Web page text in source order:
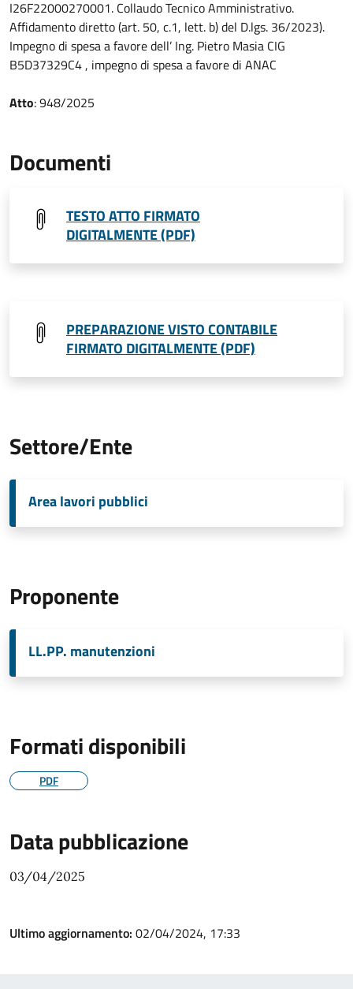
I26F22000270001. Collaudo Tecnico Amministrativo.
Affidamento diretto (art. 50, c.1, lett. b) del D.lgs. 36/2023).
Impegno di spesa a favore dell’ Ing. Pietro Masia CIG
B5D37329C4 , impegno di spesa a favore di ANAC
Atto: 948/2025
Documenti
TESTO ATTO FIRMATO
DIGITALMENTE (PDF)
PREPARAZIONE VISTO CONTABILE
FIRMATO DIGITALMENTE (PDF)
Settore/Ente
Area lavori pubblici
Proponente
LL.PP. manutenzioni
Formati disponibili
PDF
Data pubblicazione
03/04/2025
Ultimo aggiornamento: 02/04/2024, 17:33